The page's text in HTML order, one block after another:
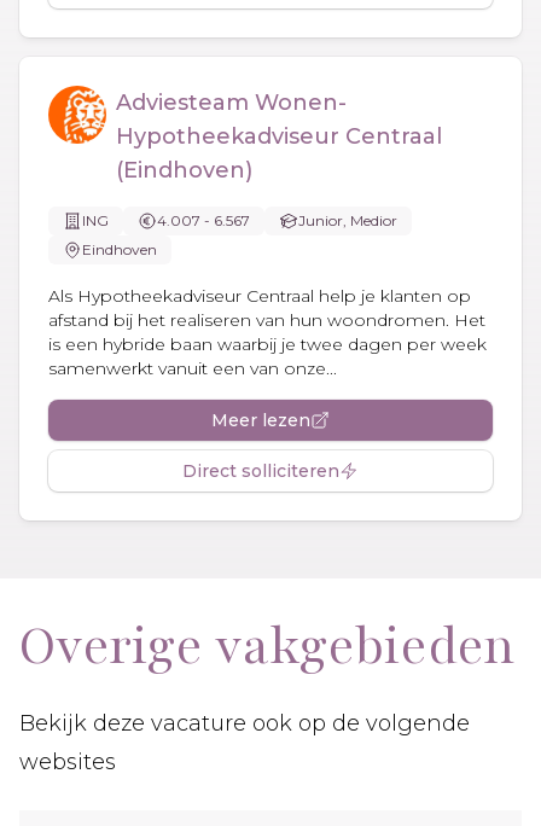
Adviesteam Wonen-
Hypotheekadviseur Centraal
(Eindhoven)
ING 4.007 - 6.567
Junior, Medior
Eindhoven
Als Hypotheekadviseur Centraal help je klanten op
afstand bij het realiseren van hun woondromen. Het
is een hybride baan waarbij je twee dagen per week
samenwerkt vanuit een van onze...
Meer lezen
Direct solliciteren
Overige vakgebieden
Bekijk deze vacature ook op de volgende
websites